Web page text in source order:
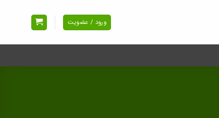
ورود / عضویت